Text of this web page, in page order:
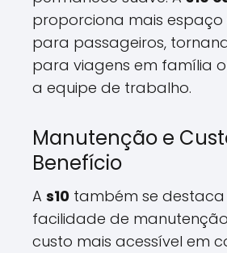
proporciona mais
para passageiros,
para viagens em família
a equipe de trabalho.
Manutenção e
Benefício
A s10 também se
facilidade de
custo mais acessível em